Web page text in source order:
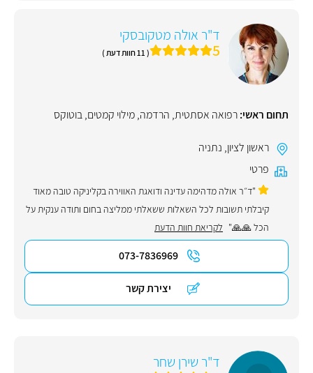
ד"ר אולה מטקובסקי
5 ( 11 חוות דעת )
תחום ראשי:רפואה אסתטית, הרדמה,מילוי קמטים,בוטוקס
ראשון לציון, נתניה
פרטי
"ד״ר אולה מדהימה עדינה ודואגת האווירה בקליניקה טובה מאוד
קיבלתי תשובות לכל השאלות ששאלתי ממליצה בחום ותודה ענקית על
הכל 🙏🙏" לקריאת חוות הדעת
073-7836969
יצירת קשר
ד"ר שירן שחר